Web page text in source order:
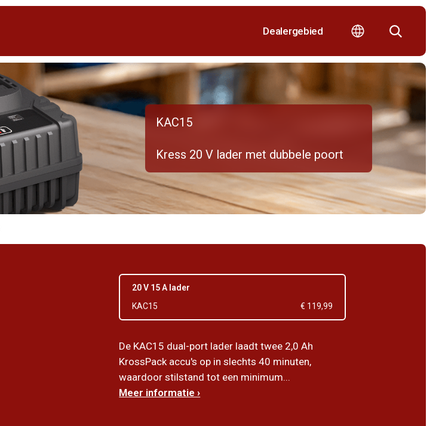
Dealergebied
KAC15
Kress 20 V lader met dubbele poort
20 V 15 A lader
KAC15
€ 119,99
De KAC15 dual-port lader laadt twee 2,0 Ah
KrossPack accu's op in slechts 40 minuten,
waardoor stilstand tot een minimum...
Meer informatie ›